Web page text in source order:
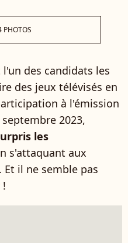
PHOTOS
des candidats les
des jeux télévisés en
à l'émission
septembre 2023,
les
s'attaquant aux
il ne semble pas